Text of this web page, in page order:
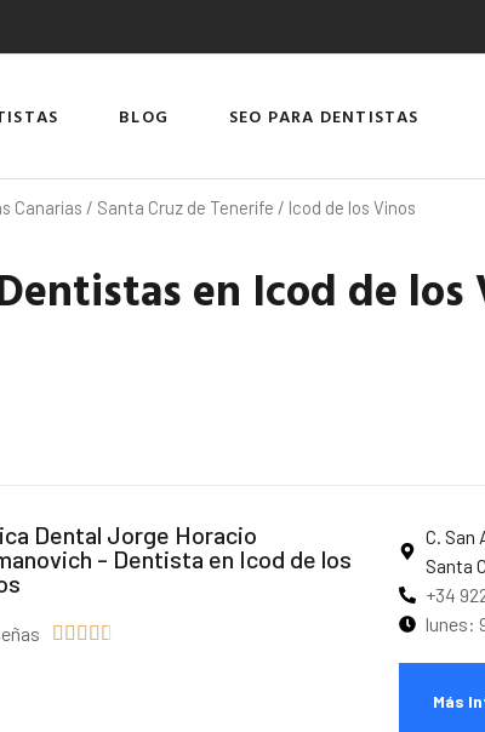
BLOG SEO PARA DENTISTAS
Canarias / Santa Cruz de Tenerife / Icod de los Vinos
en Icod de los
Dental Jorge Horacio
- Dentista en Icod de los
    
C. San
Santa
+34
lunes:
Más